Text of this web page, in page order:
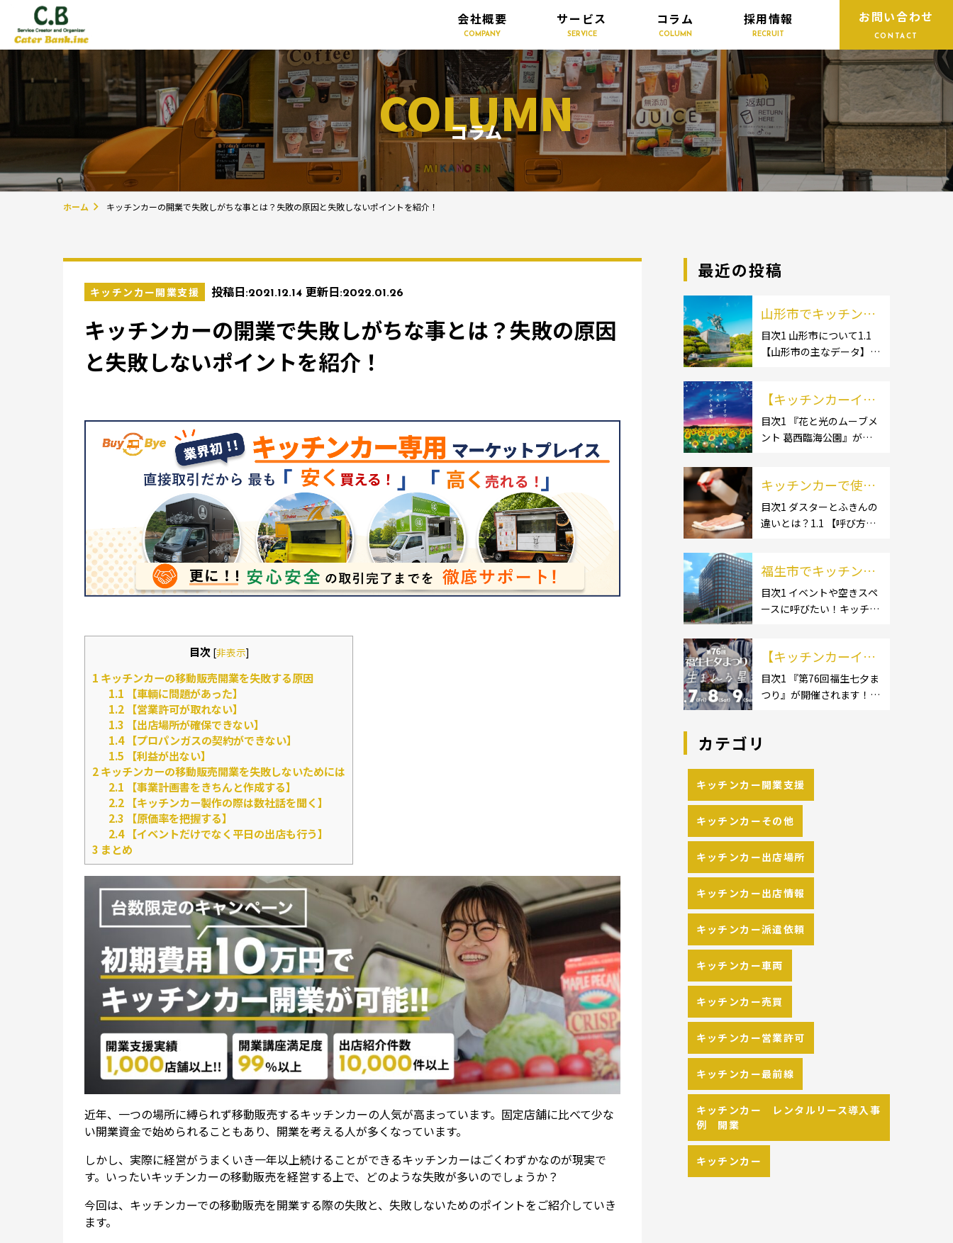
会社概要
COMPANY
サービス
SERVICE
コラム
COLUMN
採用情報
RECRUIT
お問い合わせ
CONTACT
COLUMN
コラム
ホーム キッチンカーの開業で失敗しがちな事とは？失敗の原因と失敗しないポイントを紹介！
キッチンカー開業支援 投稿日:2021.12.14 更新日:2022.01.26
キッチンカーの開業で失敗しがちな事とは？失敗の原因
と失敗しないポイントを紹介！
目次 [非表示]
1 キッチンカーの移動販売開業を失敗する原因
1.1 【車輌に問題があった】
1.2【営業許可が取れない】
1.3 【出店場所が確保できない】
1.4【プロパンガスの契約ができない】
1.5 【利益が出ない】
2キッチンカーの移動販売開業を失敗しないためには
2.1 【事業計画書をきちんと作成する】
2.2【キッチンカー製作の際は数社話を聞く】
2.3 【原価率を把握する】
2.4【イベントだけでなく平日の出店も行う】
3 まとめ
近年、一つの場所に縛られず移動販売するキッチンカーの人気が高まっています。固定店舗に比べて少な
い開業資金で始められることもあり、開業を考える人が多くなっています。
しかし、実際に経営がうまくいき一年以上続けることができるキッチンカーはごくわずかなのが現実で
す。いったいキッチンカーの移動販売を経営する上で、どのような失敗が多いのでしょうか？
今回は、キッチンカーでの移動販売を開業する際の失敗と、失敗しないためのポイントをご紹介していき
ます。
最近の投稿
山形市でキッチンカ
ー開業するなら格安
のレンタル・リー
流れも解説！
目次1 山形市について1.1
【山形市の主なデータ】
王温泉]1.2.2 [文翔館]1.3
【名産品・ご当地グルメ】
1.3.1 [芋煮]1.3 […]
【キッチンカーイベ
ント情報】花と光の
ムーブメント 葛西臨
います！
目次1 『花と光のムーブメ
ント 葛西臨海公園』が開
場といえば、やっぱりイベ
ント！ 日本全国で、キッチ
ンカーが営業している様々
キッチンカーで使用
するダスター・ふき
んの選び方とは？お
介！
目次1 ダスターとふきんの
違いとは？1.1 【呼び方の
ンタークロスとも呼ばれ
る】2 キッチンカーで使用
するダスター(ふきん)種類
福生市でキッチンカ
ーを呼びたい！派遣
してもらうにはどう
の流れや人気メニュ
ーを解説
目次1 イベントや空きスペ
ースに呼びたい！キッチン
キッチンカー:軽バン]1.1.2
[小型キッチンカー:軽トラ
ック]1.1.3 [中型・大型キッ
【キッチンカーイベ
ント情報】第76回福
生七夕まつりが開催
目次1 『第76回福生七夕ま
つり』が開催されます！2
りイベント！ 日本全国で、
催されています。 開業前に
キッチンカーの出店 […]
カテゴリ
キッチンカー開業支援
キッチンカーその他
キッチンカー出店場所
キッチンカー出店情報
キッチンカー派遣依頼
キッチンカー車両
キッチンカー売買
キッチンカー営業許可
キッチンカー最前線
キッチンカー レンタルリース導入事
例 開業
キッチンカー